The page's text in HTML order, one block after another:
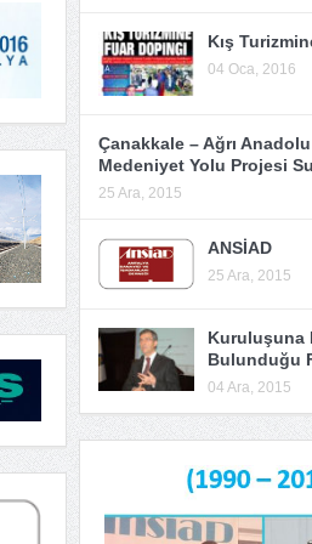
Kış
04 Oca, 2016
Çanakkale – Ağrı
Medeniyet Yolu Projesi
25 Ara, 2015
ANSİAD
25 Ara, 2015
Kuruluşuna
Bulunduğu
04 Ara, 2015